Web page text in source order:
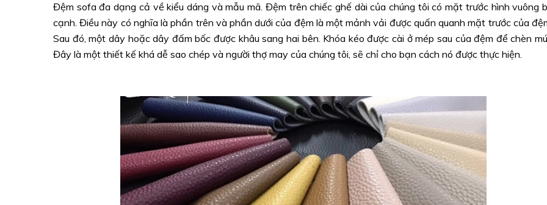
Đệm sofa đa dạng cả về kiểu dáng và mẫu mã. Đệm trên chiếc ghế dài của chúng tôi có mặt trước hình vuông
cạnh. Điều này có nghĩa là phần trên và phần dưới của đệm là một mảnh vải được quấn quanh mặt trước của
Sau đó, một dây hoặc dây đấm bốc được khâu sang hai bên. Khóa kéo được cài ở mép sau của đệm để chèn
Đây là một thiết kế khá dễ sao chép và người thợ may của chúng tôi, sẽ chỉ cho bạn cách nó được thực hiện.